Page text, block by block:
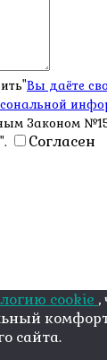
Вы даёте
Законом
Согласен
cookie ,
сайта.